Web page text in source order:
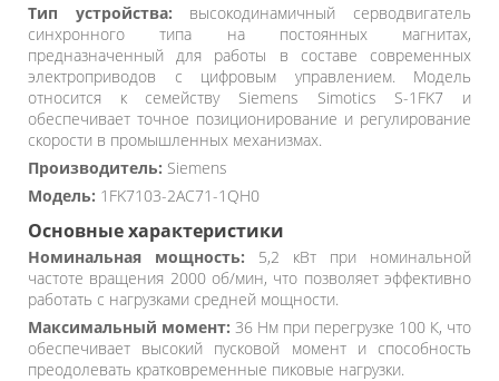
Тип устройства: высокодинамичный серводвигатель
синхронного типа на постоянных магнитах,
предназначенный для работы в составе современных
электроприводов с цифровым управлением. Модель
относится к семейству Siemens Simotics S-1FK7 и
обеспечивает точное позиционирование и регулирование
скорости в промышленных механизмах.
Производитель: Siemens
Модель: 1FK7103-2AC71-1QH0
Основные характеристики
Номинальная мощность: 5,2 кВт при номинальной
частоте вращения 2000 об/мин, что позволяет эффективно
работать с нагрузками средней мощности.
Максимальный момент: 36 Нм при перегрузке 100 К, что
обеспечивает высокий пусковой момент и способность
преодолевать кратковременные пиковые нагрузки.